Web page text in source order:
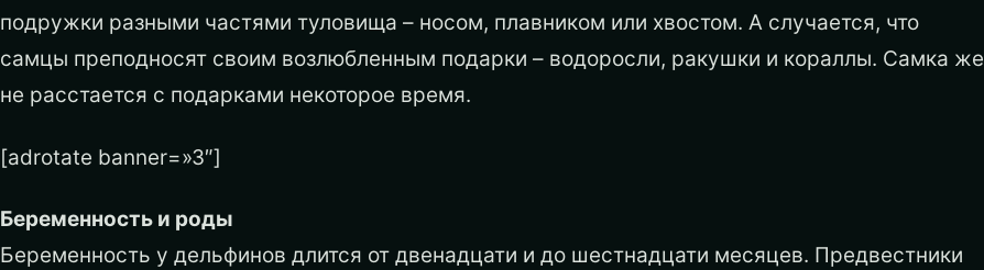
подружки разными частями туловища – носом, плавником или хвостом. А случается, что
самцы преподносят своим возлюбленным подарки – водоросли, ракушки и кораллы. Самка же
не расстается с подарками некоторое время.
[adrotate banner=»3″]
Беременность и роды
Беременность у дельфинов длится от двенадцати и до шестнадцати месяцев. Предвестники